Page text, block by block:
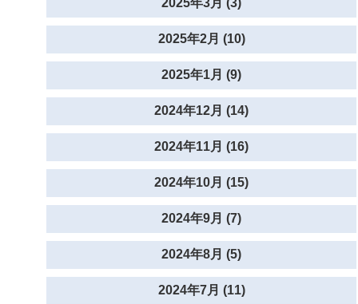
2025年3月 (3)
2025年2月 (10)
2025年1月 (9)
2024年12月 (14)
2024年11月 (16)
2024年10月 (15)
2024年9月 (7)
2024年8月 (5)
2024年7月 (11)